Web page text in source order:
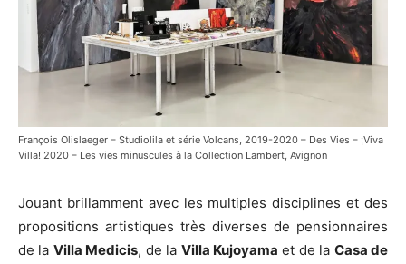
François Olislaeger – Studiolila et série Volcans, 2019-2020 – Des Vies – ¡Viva
Villa! 2020 – Les vies minuscules à la Collection Lambert, Avignon
Jouant brillamment avec les multiples disciplines et des
propositions artistiques très diverses de pensionnaires
de la Villa Medicis, de la Villa Kujoyama et de la Casa de